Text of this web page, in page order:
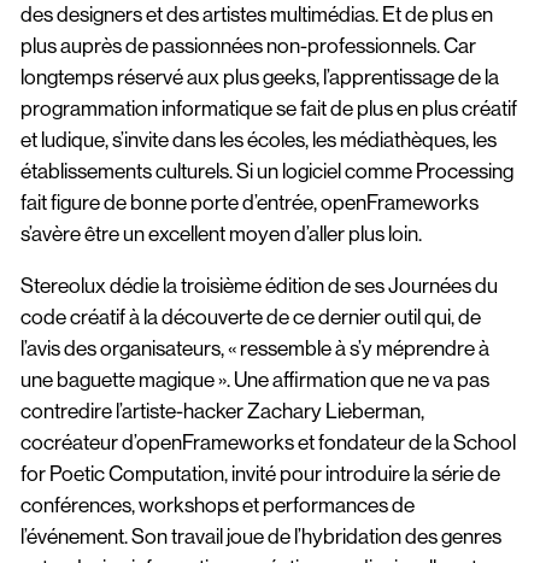
des designers et des artistes multimédias. Et de plus en
plus auprès de passionnées non-professionnels. Car
longtemps réservé aux plus geeks, l’apprentissage de la
programmation informatique se fait de plus en plus créatif
et ludique, s’invite dans les écoles, les médiathèques, les
établissements culturels. Si un logiciel comme Processing
fait figure de bonne porte d’entrée, openFrameworks
s’avère être un excellent moyen d’aller plus loin.
Stereolux dédie la troisième édition de ses Journées du
code créatif à la découverte de ce dernier outil qui, de
l’avis des organisateurs, « ressemble à s’y méprendre à
une baguette magique ». Une affirmation que ne va pas
contredire l’artiste-hacker Zachary Lieberman,
cocréateur d’openFrameworks et fondateur de la School
for Poetic Computation, invité pour introduire la série de
conférences, workshops et performances de
l’événement. Son travail joue de l’hybridation des genres